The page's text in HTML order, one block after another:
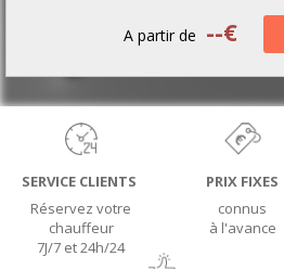
A partir de --€
SERVICE CLIENTS
Réservez votre
chauffeur
7J/7 et 24h/24
PRIX FIXES
connus
à l'avance